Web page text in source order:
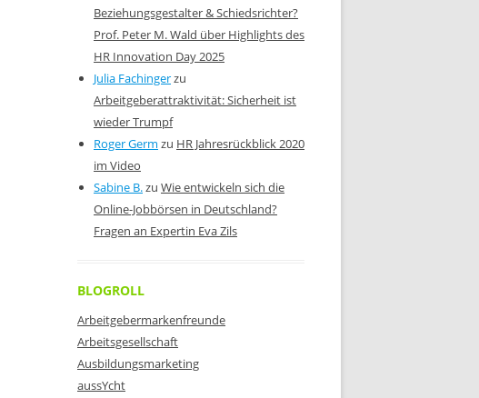
Beziehungsgestalter & Schiedsrichter?
Prof. Peter M. Wald über Highlights des
HR Innovation Day 2025
Julia Fachingerzu
Arbeitgeberattraktivität: Sicherheit ist
wieder Trumpf
Roger Germ zu HR Jahresrückblick 2020
im Video
Sabine B.zu Wie entwickeln sich die
Online-Jobbörsen in Deutschland?
Fragen an Expertin Eva Zils
BLOGROLL
Arbeitgebermarkenfreunde
Arbeitsgesellschaft
Ausbildungsmarketing
aussYcht